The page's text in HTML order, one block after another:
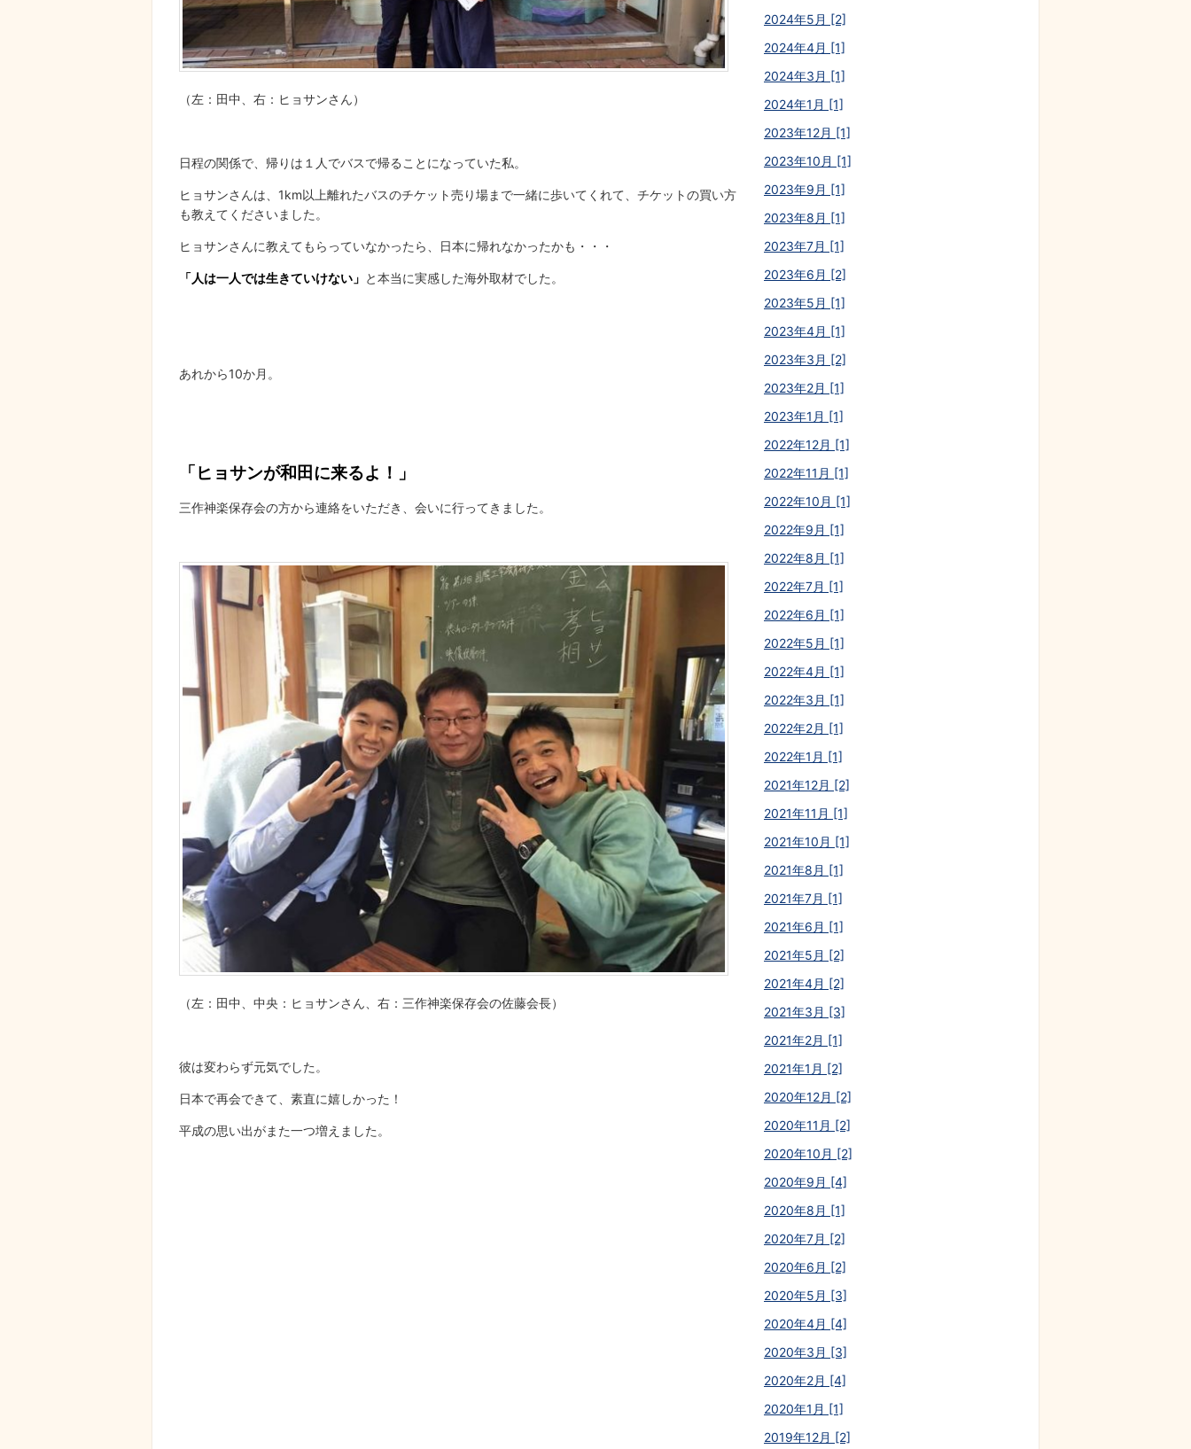
（左：田中、右：ヒョサンさん）
日程の関係で、帰りは１人でバスで帰ることになっていた私。
ヒョサンさんは、1km以上離れたバスのチケット売り場まで一緒に歩いてくれて、チケットの買い方
も教えてくださいました。
ヒョサンさんに教えてもらっていなかったら、日本に帰れなかったかも・・・
「人は一人では生きていけない」 と本当に実感した海外取材でした。
あれから10か月。
「ヒョサンが和田に来るよ！」
三作神楽保存会の方から連絡をいただき、会いに行ってきました。
（左：田中、中央：ヒョサンさん、右：三作神楽保存会の佐藤会長）
彼は変わらず元気でした。
日本で再会できて、素直に嬉しかった！
平成の思い出がまた一つ増えました。
2024年5月 [2]
2024年4月 [1]
2024年3月 [1]
2024年1月 [1]
2023年12月 [1]
2023年10月 [1]
2023年9月 [1]
2023年8月 [1]
2023年7月 [1]
2023年6月 [2]
2023年5月 [1]
2023年4月 [1]
2023年3月 [2]
2023年2月 [1]
2023年1月 [1]
2022年12月 [1]
2022年11月 [1]
2022年10月 [1]
2022年9月 [1]
2022年8月 [1]
2022年7月 [1]
2022年6月 [1]
2022年5月 [1]
2022年4月 [1]
2022年3月 [1]
2022年2月 [1]
2022年1月 [1]
2021年12月 [2]
2021年11月 [1]
2021年10月 [1]
2021年8月 [1]
2021年7月 [1]
2021年6月 [1]
2021年5月 [2]
2021年4月 [2]
2021年3月 [3]
2021年2月 [1]
2021年1月 [2]
2020年12月 [2]
2020年11月 [2]
2020年10月 [2]
2020年9月 [4]
2020年8月 [1]
2020年7月 [2]
2020年6月 [2]
2020年5月 [3]
2020年4月 [4]
2020年3月 [3]
2020年2月 [4]
2020年1月 [1]
2019年12月 [2]